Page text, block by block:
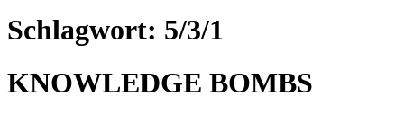
Schlagwort: 5/3/1
KNOWLEDGE BOMBS